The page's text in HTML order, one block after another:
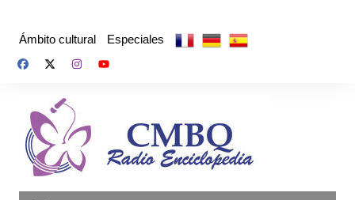
Ámbito cultural Especiales